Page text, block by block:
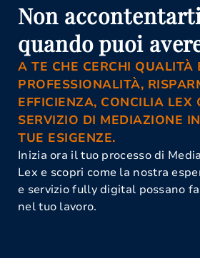
Non
quando puoi
A TE CHE CERCHI QUALITÀ
PROFESSIONALITÀ,
EFFICIENZA, CONCILIA LEX
SERVIZIO DI MEDIAZIONE
TUE ESIGENZE.
Inizia ora il tuo processo di
Lex e scopri come la nostra
e servizio fully digital possano
nel tuo lavoro.